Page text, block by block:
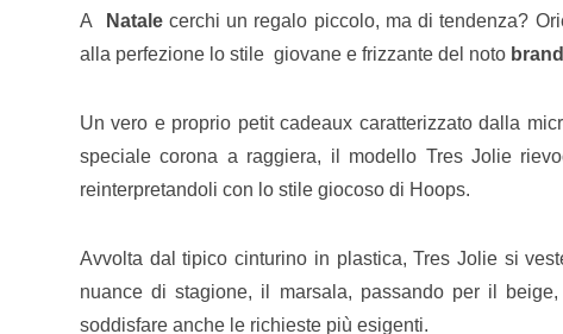
A Natalecerchi un regalo piccolo, ma di tendenza?
alla perfezione lo stile giovane e frizzante del noto
Un vero e proprio petit cadeaux caratterizzato dalla
speciale corona a raggiera, il modello Tres Jolie
reinterpretandoli con lo stile giocoso di Hoops.
Avvolta dal tipico cinturino in plastica, Tres Jolie si
nuance di stagione, il marsala, passando per il
soddisfare anche le richieste più esigenti.